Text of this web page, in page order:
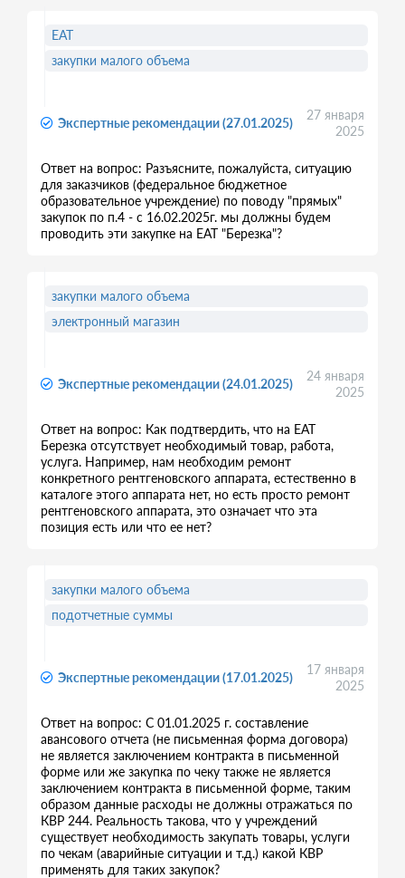
Экспертные рекомендации (27.01.2025)
27 января
2025
Ответ на вопрос: Разъясните, пожалуйста, ситуацию
для заказчиков (федеральное бюджетное
образовательное учреждение) по поводу "прямых"
закупок по п.4 - с 16.02.2025г. мы должны будем
проводить эти закупке на ЕАТ "Березка"?
ЕАТ
закупки малого объема
Экспертные рекомендации (24.01.2025)
24 января
2025
Ответ на вопрос: Как подтвердить, что на ЕАТ
Березка отсутствует необходимый товар, работа,
услуга. Например, нам необходим ремонт
конкретного рентгеновского аппарата, естественно в
каталоге этого аппарата нет, но есть просто ремонт
рентгеновского аппарата, это означает что эта
позиция есть или что ее нет?
закупки малого объема
электронный магазин
Экспертные рекомендации (17.01.2025)
17 января
2025
Ответ на вопрос: С 01.01.2025 г. составление
авансового отчета (не письменная форма договора)
не является заключением контракта в письменной
форме или же закупка по чеку также не является
заключением контракта в письменной форме, таким
образом данные расходы не должны отражаться по
КВР 244. Реальность такова, что у учреждений
существует необходимость закупать товары, услуги
по чекам (аварийные ситуации и т.д.) какой КВР
применять для таких закупок?
закупки малого объема
подотчетные суммы